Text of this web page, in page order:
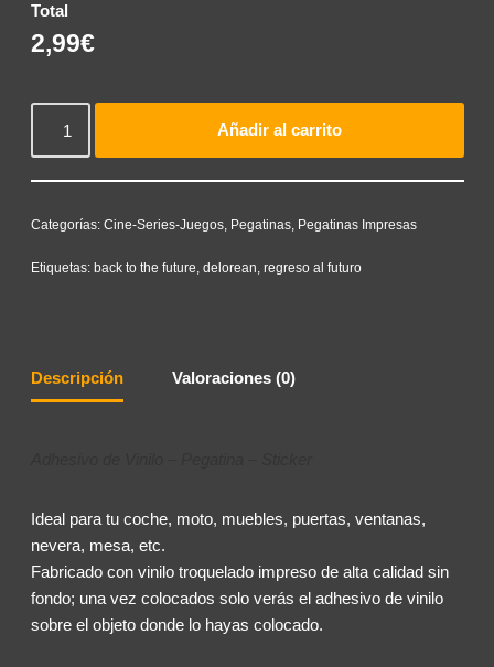
Total
2,99€
Añadir al carrito
Categorías: Cine-Series-Juegos, Pegatinas, Pegatinas Impresas
Etiquetas: back to the future, delorean, regreso al futuro
Descripción Valoraciones (0)
Ideal para tu coche, moto, muebles, puertas, ventanas,
nevera, mesa, etc.
Fabricado con vinilo troquelado impreso de alta calidad sin
fondo; una vez colocados solo verás el adhesivo de vinilo
sobre el objeto donde lo hayas colocado.